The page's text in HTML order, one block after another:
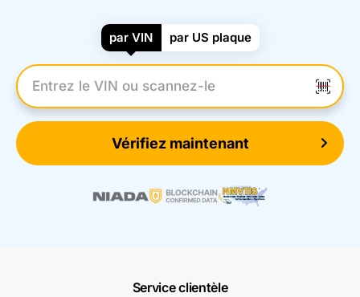
par VIN par US plaque
Entrez le numéro VIN
Vérifiez maintenant
Service clientèle